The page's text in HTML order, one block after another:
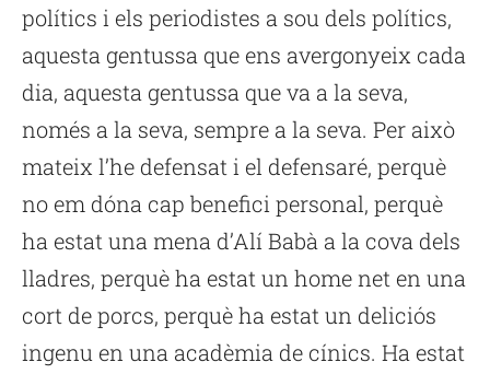
polítics i els periodistes a sou dels polítics,
aquesta gentussa que ens avergonyeix cada
dia, aquesta gentussa que va a la seva,
només a la seva, sempre a la seva. Per això
mateix l’he defensat i el defensaré, perquè
no em dóna cap benefici personal, perquè
ha estat una mena d’Alí Babà a la cova dels
lladres, perquè ha estat un home net en una
cort de porcs, perquè ha estat un deliciós
ingenu en una acadèmia de cínics. Ha estat